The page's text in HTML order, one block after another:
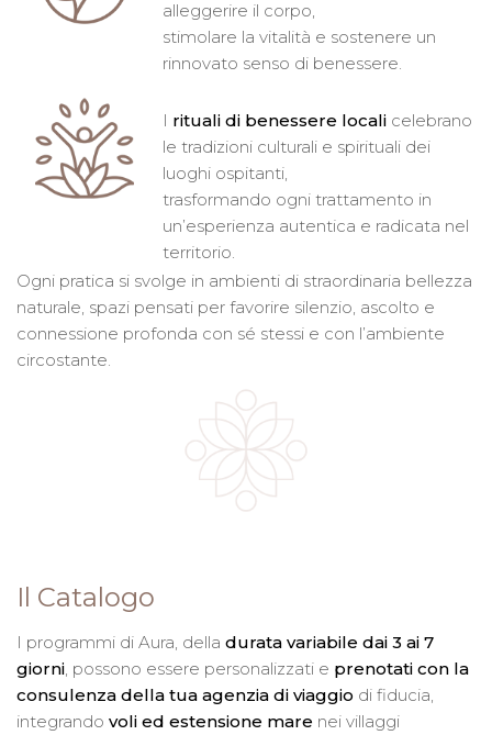
alleggerire il corpo,
stimolare la vitalità e sostenere un
rinnovato senso di benessere.
I rituali di benessere locali celebrano
le tradizioni culturali e spirituali dei
luoghi ospitanti,
trasformando ogni trattamento in
un’esperienza autentica e radicata nel
territorio.
Ogni pratica si svolge in ambienti di straordinaria bellezza
naturale, spazi pensati per favorire silenzio, ascolto e
connessione profonda con sé stessi e con l’ambiente
circostante.
Il Catalogo
I programmi di Aura, della durata variabile dai 3 ai 7
giorni, possono essere personalizzati e prenotati con la
consulenza della tua agenzia di viaggio di fiducia,
integrando voli ed estensione mare nei villaggi